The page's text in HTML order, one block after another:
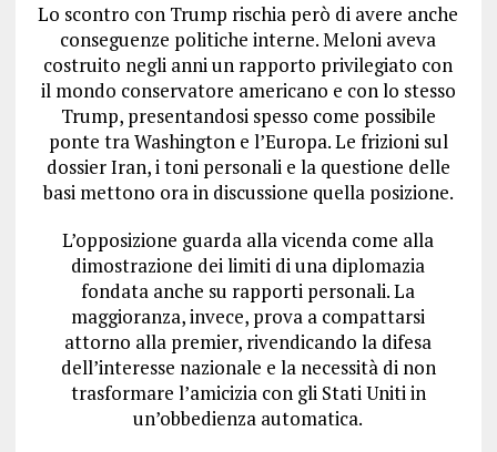
Lo scontro con Trump rischia però di avere anche
conseguenze politiche interne. Meloni aveva
costruito negli anni un rapporto privilegiato con
il mondo conservatore americano e con lo stesso
Trump, presentandosi spesso come possibile
ponte tra Washington e l’Europa. Le frizioni sul
dossier Iran, i toni personali e la questione delle
basi mettono ora in discussione quella posizione.
L’opposizione guarda alla vicenda come alla
dimostrazione dei limiti di una diplomazia
fondata anche su rapporti personali. La
maggioranza, invece, prova a compattarsi
attorno alla premier, rivendicando la difesa
dell’interesse nazionale e la necessità di non
trasformare l’amicizia con gli Stati Uniti in
un’obbedienza automatica.